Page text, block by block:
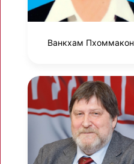
Ванкхам Пхоммакон